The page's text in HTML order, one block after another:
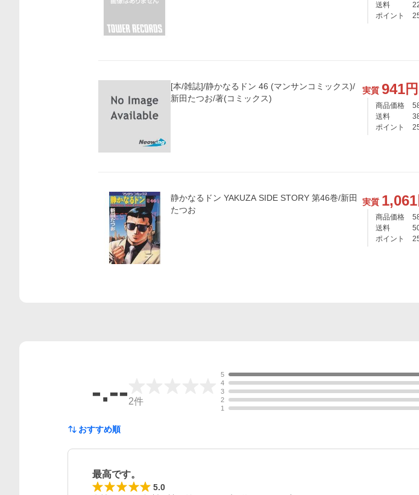
送料
ポイント
[本/雑誌]/静かなるドン 46 (マンサンコミックス)/
新田たつお/著(コミックス)
実質 941円
商品価格
送料
ポイント
静かなるドン YAKUZA SIDE STORY 第46巻/新田
たつお
実質 1,061
商品価格
送料
ポイント
-.--2件
5
4
3
2
1
おすすめ順
最高です。
5.0